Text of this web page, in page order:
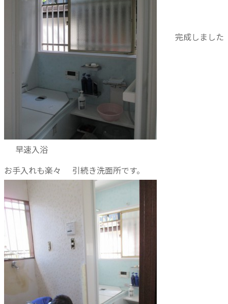
完成しました
早速入浴
お手入れも楽々
引続き洗面所です。